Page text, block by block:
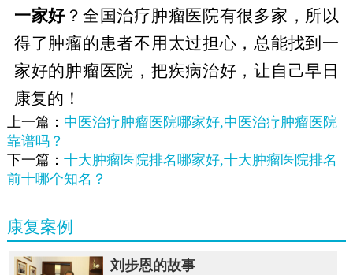
一家好 ？全国治疗肿瘤医院有很多家，所以
得了肿瘤的患者不用太过担心，总能找到一
家好的肿瘤医院，把疾病治好，让自己早日
康复的！
上一篇： 中医治疗肿瘤医院哪家好,中医治疗肿瘤医院
靠谱吗？
下一篇： 十大肿瘤医院排名哪家好,十大肿瘤医院排名
前十哪个知名？
康复案例
刘步恩的故事